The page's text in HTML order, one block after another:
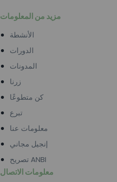
مزيد من المعلومات
الأنشطة
الدورات
المدونات
زرنا
كن متطوعًا
تبرع
معلومات عنا
إنجيل مجاني
تصريح ANBI
معلومات الاتصال